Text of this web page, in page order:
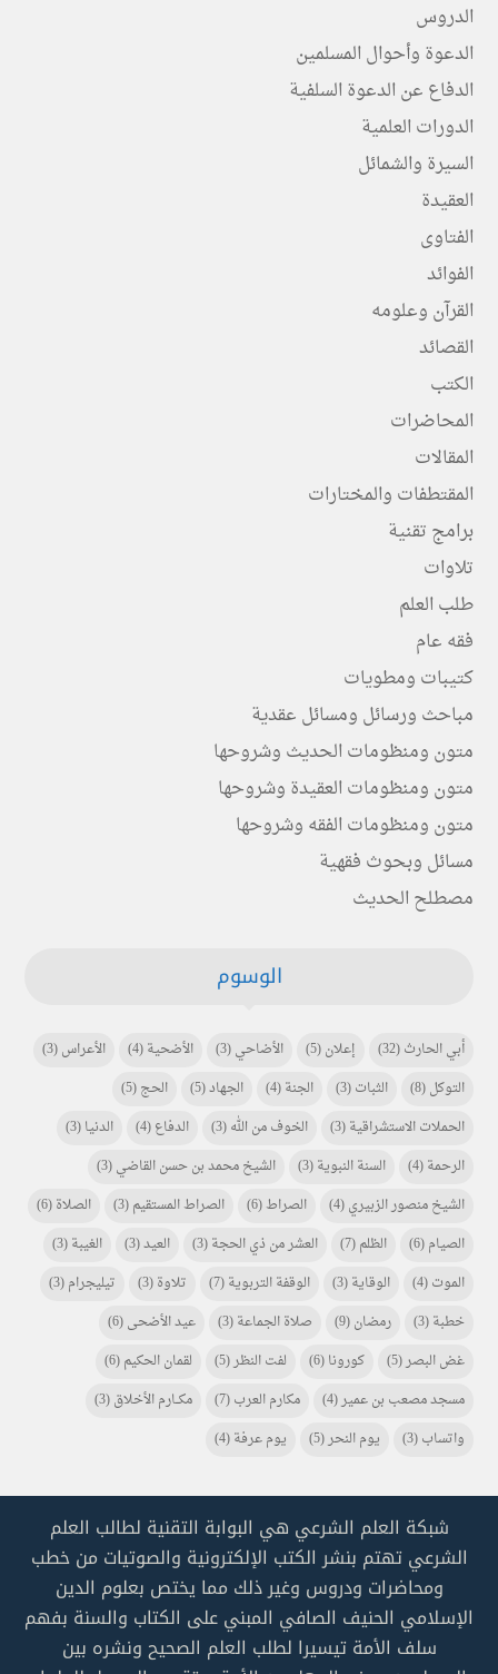
الدروس
الدعوة وأحوال المسلمين
الدفاع عن الدعوة السلفية
الدورات العلمية
السيرة والشمائل
العقيدة
الفتاوى
الفوائد
القرآن وعلومه
القصائد
الكتب
المحاضرات
المقالات
المقتطفات والمختارات
برامج تقنية
تلاوات
طلب العلم
فقه عام
كتيبات ومطويات
مباحث ورسائل ومسائل عقدية
متون ومنظومات الحديث وشروحها
متون ومنظومات العقيدة وشروحها
متون ومنظومات الفقه وشروحها
مسائل وبحوث فقهية
مصطلح الحديث
الوسوم
أبي الحارث(32) إعلان(5) الأضاحي(3) الأضحية(4) الأعراس(3)
التوكل(8) الثبات(3) الجنة(4) الجهاد(5) الحج(5)
الحملات الاستشراقية(3) الخوف من الله(3) الدفاع(4) الدنيا(3)
الرحمة(4) السنة النبوية(3) الشيخ محمد بن حسن القاضي(3)
الشيخ منصور الزبيري(4) الصراط(6) الصراط المستقيم(3) الصلاة(6)
الصيام(6) الظلم(7) العشر من ذي الحجة(3) العيد(3) الغيبة(3)
الموت(4) الوقاية(3) الوقفة التربوية(7) تلاوة(3) تيليجرام(3)
خطبة(3) رمضان(9) صلاة الجماعة(3) عيد الأضحى(6)
غض البصر(5) كورونا(6) لفت النظر(5) لقمان الحكيم(6)
مسجد مصعب بن عمير(4) مكارم العرب(7) مكـــارم الأخلاق(3)
واتساب(3) يوم النحر(5) يوم عرفة(4)
شبكة العلم الشرعي هي البوابة التقنية لطالب العلم
الشرعي تهتم بنشر الكتب الإلكترونية والصوتيات من خطب
ومحاضرات ودروس وغير ذلك مما يختص بعلوم الدين
الإسلامي الحنيف الصافي المبني على الكتاب والسنة بفهم
سلف الأمة تيسيرا لطلب العلم الصحيح ونشره بين